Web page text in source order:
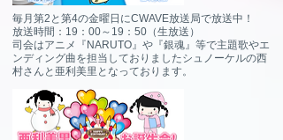
毎月第2と第4の金曜日にCWAVE放送局で放送中！
放送時間：19：00～19：50（生放送）
司会はアニメ『NARUTO』や『銀魂』等で主題歌やエ
ンディング曲を担当しておりましたシュノーケルの西
村さんと亜利美里となっております。